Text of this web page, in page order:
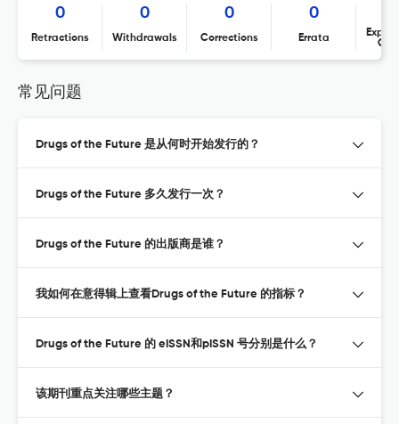
0
Retractions
0
Withdrawals
0
Corrections
0
Errata
常见问题
Drugs of the Future 是从何时开始发行的？
Drugs of the Future 多久发行一次？
Drugs of the Future 的出版商是谁？
我如何在意得辑上查看Drugs of the Future 的指标？
Drugs of the Future 的 eISSN和pISSN 号分别是什么？
该期刊重点关注哪些主题？